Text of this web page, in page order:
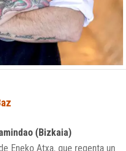
(Bizkaia)
Eneko Atxa, que regenta un